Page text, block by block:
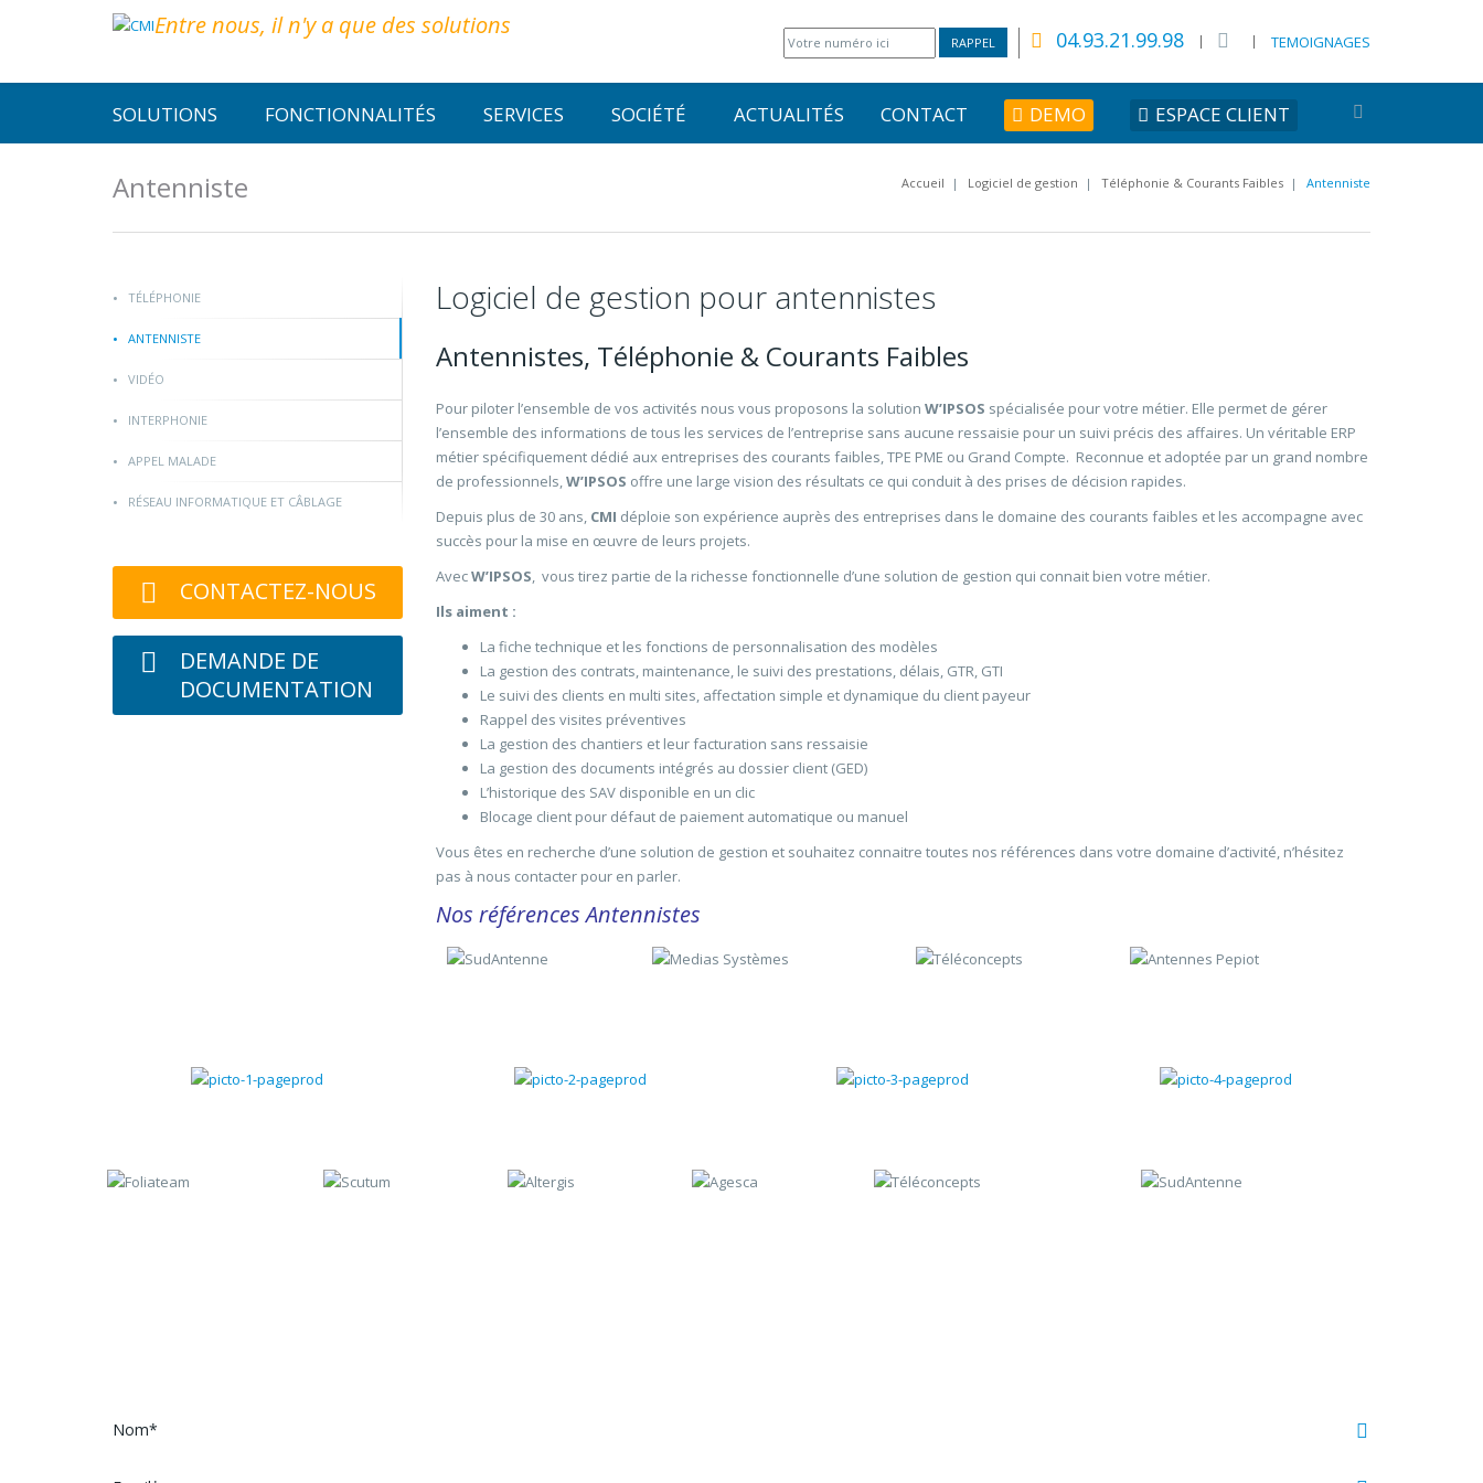
Entre nous, il n'y a que des solutions
RAPPEL 04.93.21.99.98 TEMOIGNAGES
SOLUTIONS FONCTIONNALITÉS SERVICES SOCIÉTÉ ACTUALITÉS CONTACT DEMO ESPACE CLIENT
Antenniste Accueil | Logiciel de gestion | Téléphonie & Courants Faibles | Antenniste
Logiciel de gestion pour antennistes
Antennistes, Téléphonie & Courants Faibles
Pour piloter l’ensemble de vos activités nous vous proposons la solution W’IPSOS spécialisée pour votre métier. Elle permet de gérer
l’ensemble des informations de tous les services de l’entreprise sans aucune ressaisie pour un suivi précis des affaires. Un véritable ERP
métier spécifiquement dédié aux entreprises des courants faibles, TPE PME ou Grand Compte. Reconnue et adoptée par un grand nombre
de professionnels,W’IPSOS offre une large vision des résultats ce qui conduit à des prises de décision rapides.
Depuis plus de 30 ans,CMI déploie son expérience auprès des entreprises dans le domaine des courants faibles et les accompagne avec
succès pour la mise en œuvre de leurs projets.
AvecW’IPSOS, vous tirez partie de la richesse fonctionnelle d’une solution de gestion qui connait bien votre métier.
Ils aiment :
La fiche technique et les fonctions de personnalisation des modèles
La gestion des contrats, maintenance, le suivi des prestations, délais, GTR, GTI
Le suivi des clients en multi sites, affectation simple et dynamique du client payeur
Rappel des visites préventives
La gestion des chantiers et leur facturation sans ressaisie
La gestion des documents intégrés au dossier client (GED)
L’historique des SAV disponible en un clic
Blocage client pour défaut de paiement automatique ou manuel
Vous êtes en recherche d’une solution de gestion et souhaitez connaitre toutes nos références dans votre domaine d’activité, n’hésitez
pas à nous contacter pour en parler.
Nos références Antennistes
TÉLÉPHONIE
ANTENNISTE
VIDÉO
INTERPHONIE
APPEL MALADE
RÉSEAU INFORMATIQUE ET CÂBLAGE
CONTACTEZ-NOUS
DEMANDE DE
DOCUMENTATION